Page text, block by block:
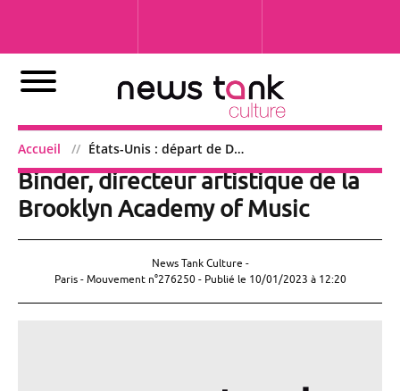
Accueil États-Unis : départ de David Binder, directeur artistique de la Brooklyn Academy of Music
États-Unis : départ de David
Binder, directeur artistique de la
Brooklyn Academy of Music
News Tank Culture -
Paris - Mouvement n°276250 - Publié le 10/01/2023 à 12:20